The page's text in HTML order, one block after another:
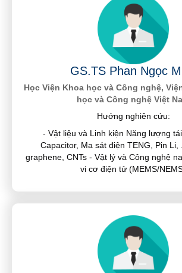
GS.TS Phan Ngọc
Học Viện Khoa học và Công nghệ,
học và Công nghệ Việt
Hướng nghiên cứu:
- Vật liệu và Linh kiện Năng lượng
Capacitor, Ma sát điện TENG, Pin Li,
graphene, CNTs - Vật lý và Công nghệ
vi cơ điện tử (MEMS/